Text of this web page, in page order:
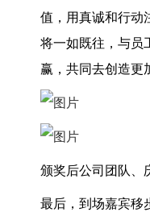
值，用真诚和行动
将一如既往，与员
赢，共同去创造更
颁奖后公司团队、
最后，到场嘉宾移